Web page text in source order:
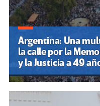
Argentina: Una
la calle por la
y la Justicia a 49